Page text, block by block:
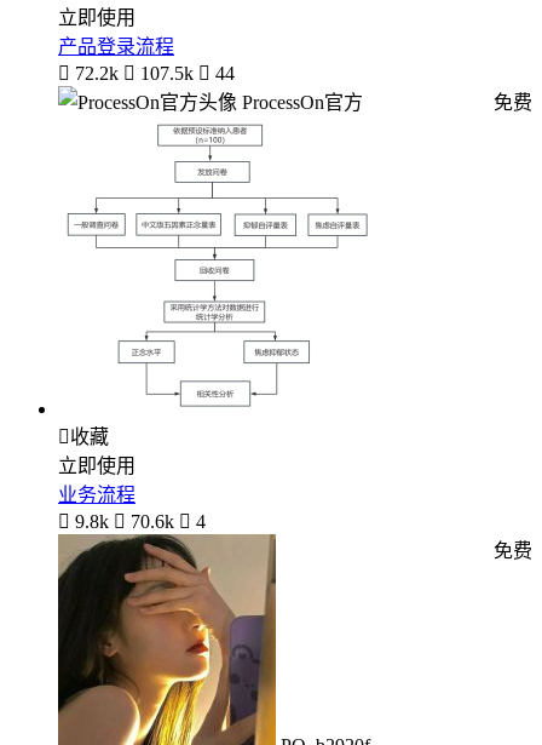
立即使用
产品登录流程
 72.2k  107.5k  44
ProcessOn官方
免费
收藏
立即使用
业务流程
 9.8k  70.6k  4
免费